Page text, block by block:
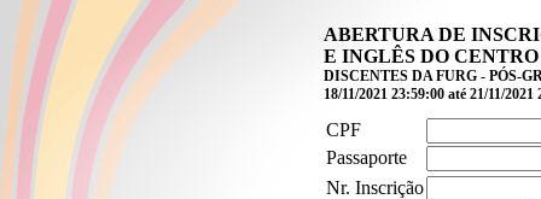
ABERTURA DE
E INGLÊS DO
DISCENTES DA FURG - PÓS-
18/11/2021 23:59:00 até 21/11/2021
CPF
Passaporte
Nr. Inscrição